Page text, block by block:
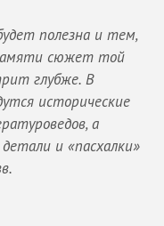
полезна и тем,
сюжет той
глубже. В
исторические
а
и «пасхалки»